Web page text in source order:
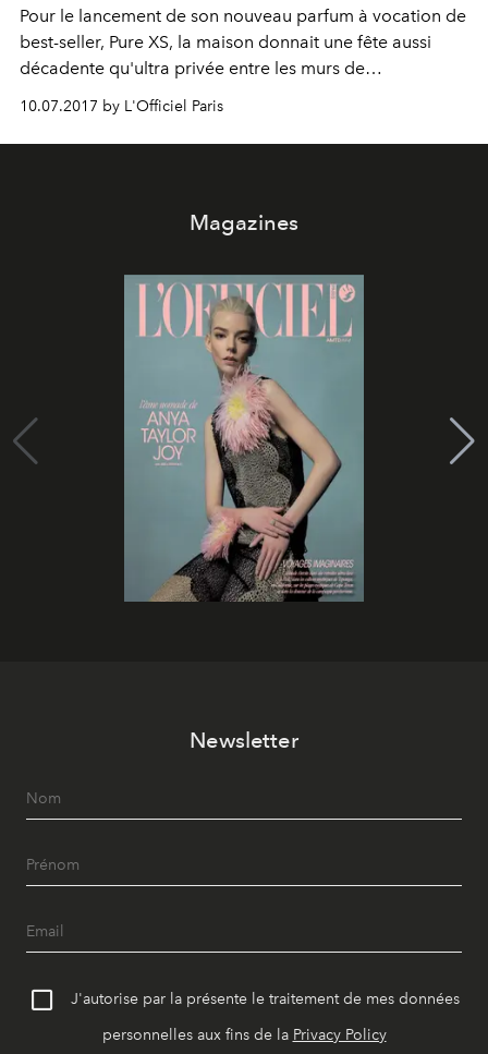
Pour le lancement de son nouveau parfum à vocation de
best-seller, Pure XS, la maison donnait une fête aussi
décadente qu'ultra privée entre les murs de
10.07.2017 by L'Officiel Paris
Magazines
Newsletter
J'autorise par la présente le traitement de mes données
personnelles aux fins de la Privacy Policy